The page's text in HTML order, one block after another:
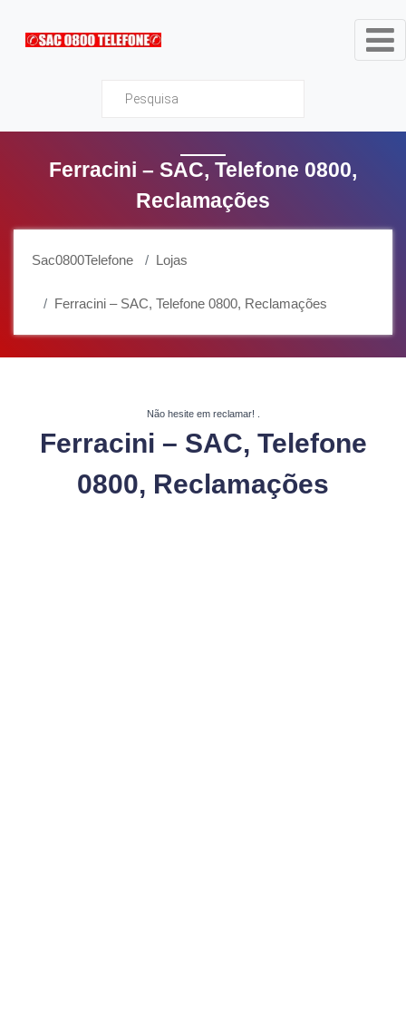
Sac0800Telefone
Ferracini – SAC, Telefone 0800,
Reclamações
Sac0800Telefone Lojas
Ferracini – SAC, Telefone 0800, Reclamações
Não hesite em reclamar!
Ferracini – SAC, Telefone
0800, Reclamações